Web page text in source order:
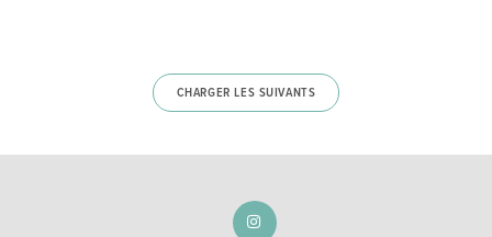
CHARGER LES SUIVANTS